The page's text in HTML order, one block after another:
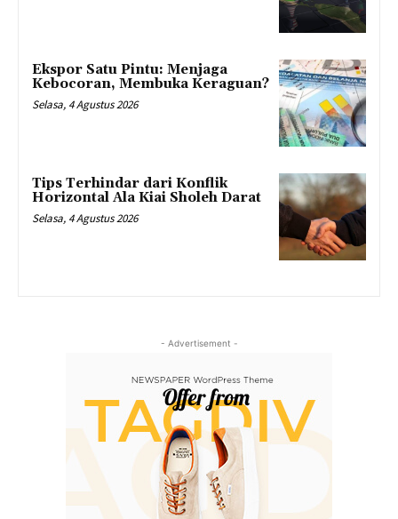
Ekspor Satu Pintu: Menjaga
Kebocoran, Membuka Keraguan?
Selasa, 4 Agustus 2026
Tips Terhindar dari Konflik
Horizontal Ala Kiai Sholeh Darat
Selasa, 4 Agustus 2026
- Advertisement -